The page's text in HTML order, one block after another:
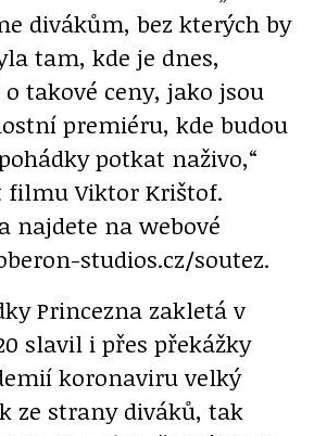
divákům, bez kterých by
tam, kde je dnes,
takové ceny, jako jsou
premiéru, kde budou
potkat naživo,“
filmu Viktor Krištof.
najdete na webové
studios.cz/soutez.
Princezna zakletá v
slavil i přes překážky
koronaviru velký
ze strany diváků, tak